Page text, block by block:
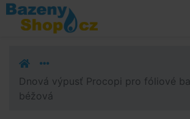
Přejít k navigaci
Přejít na obsah
Přejít k postrannímu sloupci
Dnová výpusť Procopi pro fóliové
béžová